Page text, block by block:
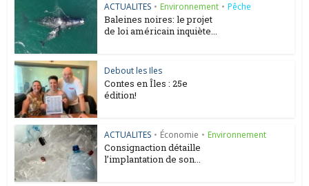
ACTUALITES • Environnement • Pêche
Baleines noires: le projet
de loi américain inquiète...
Debout les Iles
Contes en Îles : 25e
édition!
ACTUALITES • Économie • Environnement
Consignaction détaille
l’implantation de son...